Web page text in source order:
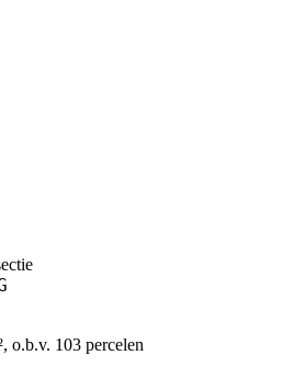
o.b.v. 103 percelen